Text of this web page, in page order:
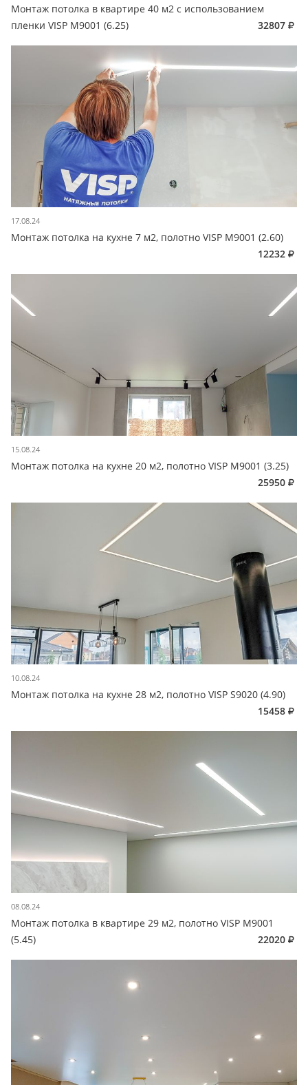
Монтаж потолка в квартире 40 м2 с использованием
пленки VISP M9001 (6.25)
32807
17.08.24
Монтаж потолка на кухне 7 м2, полотно VISP M9001 (2.60)
12232
15.08.24
Монтаж потолка на кухне 20 м2, полотно VISP M9001 (3.25)
25950
10.08.24
Монтаж потолка на кухне 28 м2, полотно VISP S9020 (4.90)
15458
08.08.24
Монтаж потолка в квартире 29 м2, полотно VISP M9001
(5.45)
22020